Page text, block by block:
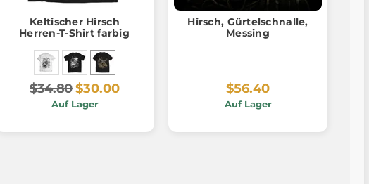
Keltischer Hirsch
Herren-T-Shirt farbig
$34.80$30.00
Auf Lager
Hirsch, Gürtelschnalle,
Messing
$56.40
Auf Lager